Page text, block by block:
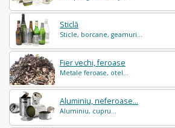
Sticlă
Sticle, borcane, geamuri...
Fier vechi, feroase
Metale feroase, otel...
Aluminiu, neferoase...
Aluminiu, cupru...